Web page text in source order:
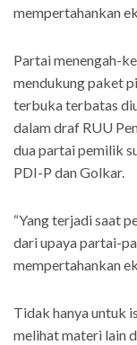
mempertahankan
Partai menengah-
mendukung paket
terbuka terbatas
dalam draf RUU
dua partai pemilik
PDI-P dan Golkar.
“Yang terjadi saat
dari upaya partai-
mempertahankan
Tidak hanya untuk
melihat materi lain